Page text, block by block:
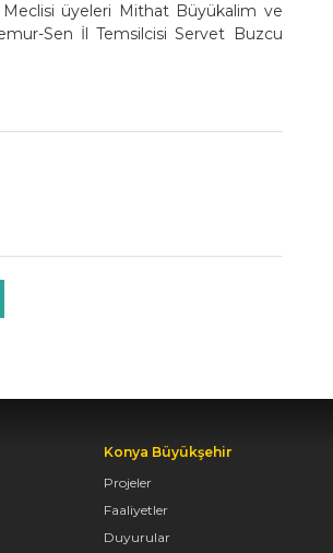
Meclisi üyeleri Mithat Büyükalim ve
Sen İl Temsilcisi Servet Buzcu
Konya Büyükşehir
Projeler
Faaliyetler
Duyurular